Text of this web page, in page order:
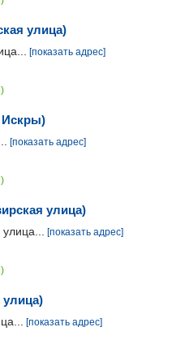
улица)
[показать адрес]
Искры)
[показать адрес]
улица)
[показать адрес]
улица)
[показать адрес]